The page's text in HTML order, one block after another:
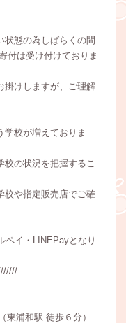
状態の為しばらくの間
付は受け付けておりま
掛けしますが、ご理解
校が増えておりま
の状況を把握するこ
校や指定販売店でご確
ペイ・LINEPayとなり
東浦和駅 徒歩６分）